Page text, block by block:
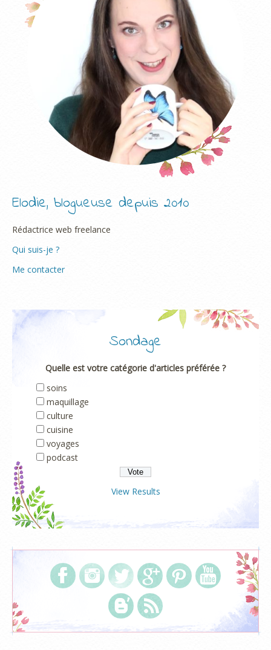
Elodie, blogueuse depuis 2010
Rédactrice web freelance
Qui suis-je ?
Me contacter
Sondage
Quelle est votre catégorie d'articles préférée ?
soins
maquillage
culture
cuisine
voyages
podcast
View Results